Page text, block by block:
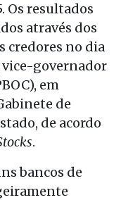
Os resultados
através dos
credores no dia
vice-governador
em
de
de acordo
.
bancos de